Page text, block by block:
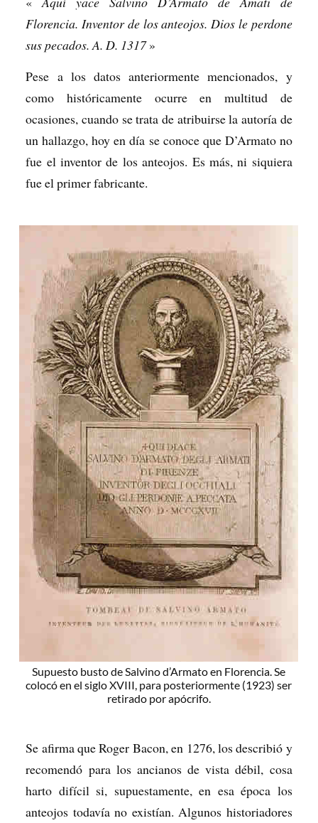
Florencia. Inventor de los anteojos. Dios le perdone
sus pecados. A. D. 1317»
Pese a los datos anteriormente mencionados, y
como históricamente ocurre en multitud de
ocasiones, cuando se trata de atribuirse la autoría de
un hallazgo, hoy en día se conoce que D’Armato no
fue el inventor de los anteojos. Es más, ni siquiera
fue el primer fabricante.
Supuesto busto de Salvino d’Armato en Florencia. Se
colocó en el siglo XVIII, para posteriormente (1923) ser
retirado por apócrifo.
Se afirma que Roger Bacon, en 1276, los describió y
recomendó para los ancianos de vista débil, cosa
harto difícil si, supuestamente, en esa época los
anteojos todavía no existían. Algunos historiadores